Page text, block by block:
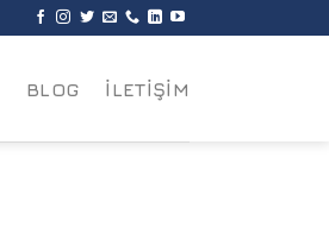
BLOG İLETİŞİM